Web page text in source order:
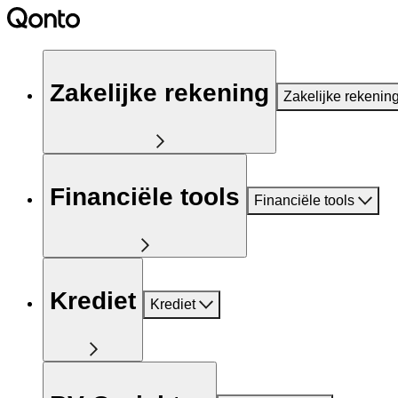
Zakelijke rekening Zakelijke
Financiële tools Financiële tools
Krediet Krediet